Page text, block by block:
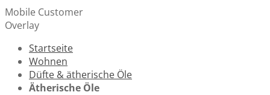
Mobile Customer
Overlay
Startseite
Wohnen
Düfte & ätherische Öle
Ätherische Öle